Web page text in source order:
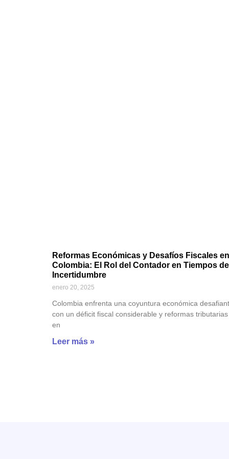
Reformas Económicas y Desafíos Fiscales en
Colombia: El Rol del Contador en Tiempos de
Incertidumbre
enero 20, 2025
Colombia enfrenta una coyuntura económica
con un déficit fiscal considerable y reformas tributarias
en
Leer más »